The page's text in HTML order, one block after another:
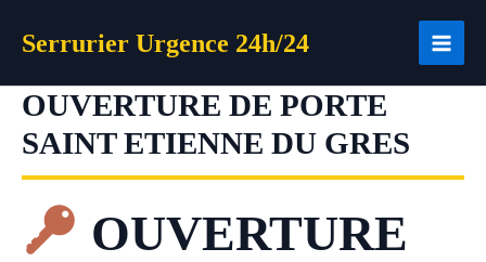
Serrurier Urgence 24h/24
OUVERTURE DE PORTE
SAINT ETIENNE DU GRES
OUVERTURE